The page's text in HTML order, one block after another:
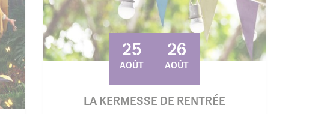
25
AOÛT
26
AOÛT
LA KERMESSE DE RENTRÉE